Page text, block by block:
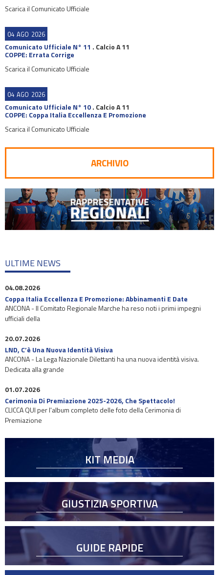
Scarica il Comunicato Ufficiale
04 AGO 2026
Comunicato Ufficiale N° 11 . Calcio A 11
COPPE: Errata Corrige
Scarica il Comunicato Ufficiale
04 AGO 2026
Comunicato Ufficiale N° 10. Calcio A 11
COPPE: Coppa Italia Eccellenza E Promozione
Scarica il Comunicato Ufficiale
ARCHIVIO
ULTIME NEWS
04.08.2026
Coppa Italia Eccellenza E Promozione: Abbinamenti E Date
ANCONA - Il Comitato Regionale Marche ha reso noti i primi impegni
ufficiali della
20.07.2026
LND, C’è Una Nuova Identità Visiva
ANCONA - La Lega Nazionale Dilettanti ha una nuova identità visiva.
Dedicata alla grande
01.07.2026
Cerimonia Di Premiazione 2025-2026, Che Spettacolo!
CLICCA QUI per l'album completo delle foto della Cerimonia di
Premiazione
KIT MEDIA
GIUSTIZIA SPORTIVA
GUIDE RAPIDE